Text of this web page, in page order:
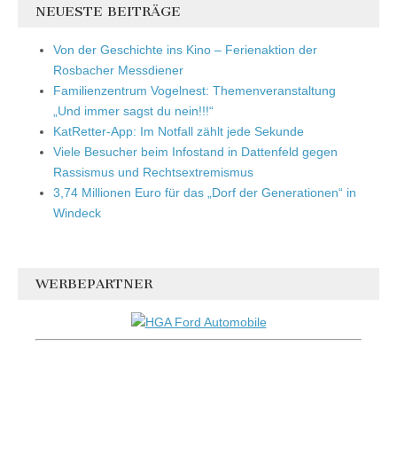
NEUESTE BEITRÄGE
Von der Geschichte ins Kino – Ferienaktion der
Rosbacher Messdiener
Familienzentrum Vogelnest: Themenveranstaltung
„Und immer sagst du nein!!!“
KatRetter-App: Im Notfall zählt jede Sekunde
Viele Besucher beim Infostand in Dattenfeld gegen
Rassismus und Rechtsextremismus
3,74 Millionen Euro für das „Dorf der Generationen“ in
Windeck
WERBEPARTNER